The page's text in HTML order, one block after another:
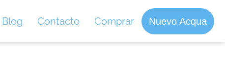
Blog Contacto Comprar Nuevo Acqua